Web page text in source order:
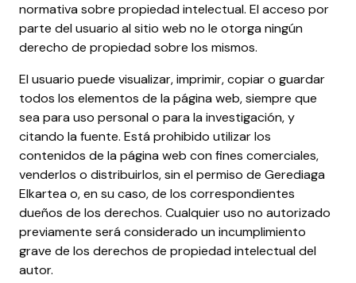
normativa sobre propiedad intelectual. El acceso por
parte del usuario al sitio web no le otorga ningún
derecho de propiedad sobre los mismos.
El usuario puede visualizar, imprimir, copiar o guardar
todos los elementos de la página web, siempre que
sea para uso personal o para la investigación, y
citando la fuente. Está prohibido utilizar los
contenidos de la página web con fines comerciales,
venderlos o distribuirlos, sin el permiso de Gerediaga
Elkartea o, en su caso, de los correspondientes
dueños de los derechos. Cualquier uso no autorizado
previamente será considerado un incumplimiento
grave de los derechos de propiedad intelectual del
autor.